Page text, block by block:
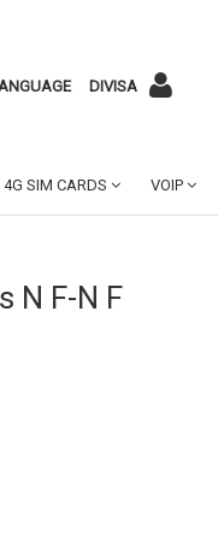
DIVISA
4G SIM CARDS VOIP
N F-N F